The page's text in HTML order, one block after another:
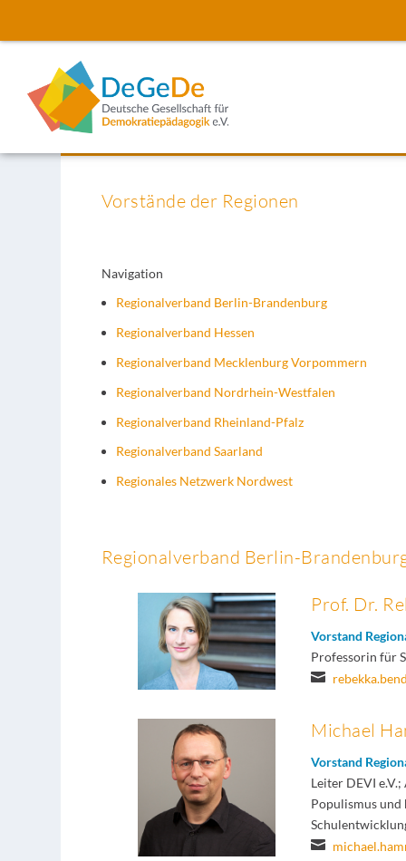
Vorstände der Regionen
Navigation
Regionalverband Berlin-Brandenburg
Regionalverband Hessen
Regionalverband Mecklenburg Vorpommern
Regionalverband Nordrhein-Westfalen
Regionalverband Rheinland-Pfalz
Regionalverband Saarland
Regionales Netzwerk Nordwest
Regionalverband Berlin-
Prof. Dr.
Vorstand
Professorin für

Michael
Vorstand
Leiter DEVI
Populismus
